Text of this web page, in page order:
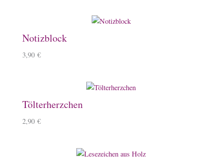
Notizblock
3,90 €
Tölterherzchen
2,90 €